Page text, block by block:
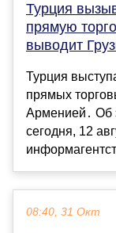
Турция
прямую
выводит
Турция
прямых
Арменией․ Об
сегодня, 12
08:40, 31 Окт